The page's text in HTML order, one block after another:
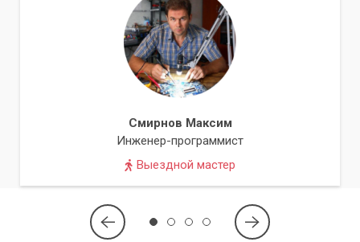
Смирнов Максим
Инженер-программист
Выездной мастер